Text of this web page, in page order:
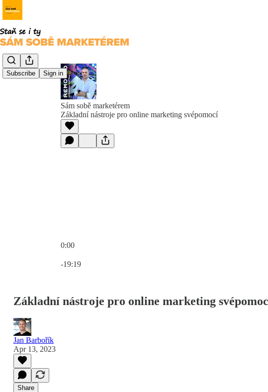
Subscribe Sign in
Sám sobě marketérem
Základní nástroje pro online marketing svépomocí
0:00
-19:19
Základní nástroje pro online marketing
Jan Barbořík
Apr 13, 2023
Share